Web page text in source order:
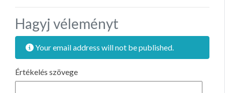
Hagyj véleményt
Your email address will not be published.
Értékelés szövege